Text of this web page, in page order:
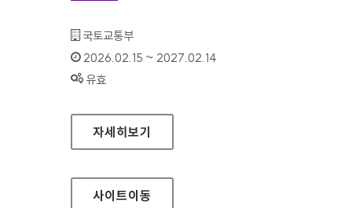
기관명 :
국토교통부
인증기간 :
2026.02.15 ~ 2027.02.14
상태 :
유효
토지이음
자세히보기
사이트이동